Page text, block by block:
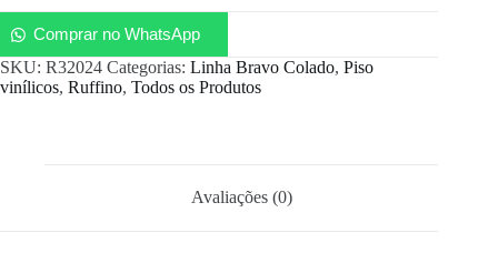
Comprar no WhatsApp
SKU: R32024 Categorias: Linha Bravo Colado, Piso
vinílicos, Ruffino, Todos os Produtos
Avaliações (0)